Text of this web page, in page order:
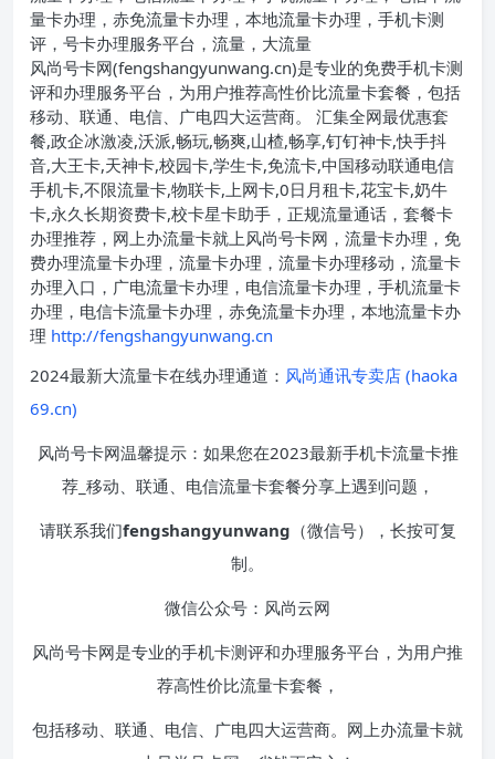
量卡办理，赤免流量卡办理，本地流量卡办理，手机卡测
评，号卡办理服务平台，流量，大流量
风尚号卡网(fengshangyunwang.cn)是专业的免费手机卡测
评和办理服务平台，为用户推荐高性价比流量卡套餐，包括
移动、联通、电信、广电四大运营商。 汇集全网最优惠套
餐,政企冰激凌,沃派,畅玩,畅爽,山楂,畅享,钉钉神卡,快手抖
音,大王卡,天神卡,校园卡,学生卡,免流卡,中国移动联通电信
手机卡,不限流量卡,物联卡,上网卡,0日月租卡,花宝卡,奶牛
卡,永久长期资费卡,校卡星卡助手，正规流量通话，套餐卡
办理推荐，网上办流量卡就上风尚号卡网，流量卡办理，免
费办理流量卡办理，流量卡办理，流量卡办理移动，流量卡
办理入口，广电流量卡办理，电信流量卡办理，手机流量卡
办理，电信卡流量卡办理，赤免流量卡办理，本地流量卡办
理 http://fengshangyunwang.cn
2024最新大流量卡在线办理通道： 风尚通讯专卖店 (haoka
69.cn)
风尚号卡网温馨提示：如果您在2023最新手机卡流量卡推
荐_移动、联通、电信流量卡套餐分享上遇到问题，
请联系我们fengshangyunwang （微信号），长按可复
制。
微信公众号：风尚云网
风尚号卡网是专业的手机卡测评和办理服务平台，为用户推
荐高性价比流量卡套餐，
包括移动、联通、电信、广电四大运营商。网上办流量卡就